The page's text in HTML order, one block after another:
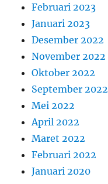
Februari 2023
Januari 2023
Desember 2022
November 2022
Oktober 2022
September 2022
Mei 2022
April 2022
Maret 2022
Februari 2022
Januari 2020